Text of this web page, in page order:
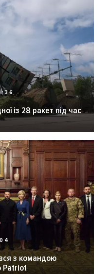
із 28 ракет під час
з командою
Patriot